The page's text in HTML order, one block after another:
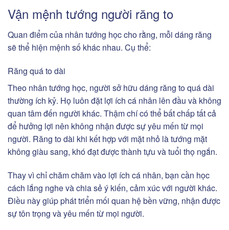
Vận mệnh tướng người răng to
Quan điểm của nhân tướng học cho rằng, mỗi dáng răng
sẽ thể hiện mệnh số khác nhau. Cụ thể:
Răng quá to dài
Theo nhân tướng học, người sở hữu dáng răng to quá dài
thường ích kỷ. Họ luôn đặt lợi ích cá nhân lên đầu và không
quan tâm đến người khác. Thậm chí có thể bất chấp tất cả
để hưởng lợi nên không nhận được sự yêu mến từ mọi
người. Răng to dài khi kết hợp với mặt nhỏ là tướng mặt
không giàu sang, khó đạt được thành tựu và tuổi thọ ngắn.
Thay vì chỉ chăm chăm vào lợi ích cá nhân, bạn cần học
cách lắng nghe và chia sẻ ý kiến, cảm xúc với người khác.
Điều này giúp phát triển mối quan hệ bền vững, nhận được
sự tôn trọng và yêu mến từ mọi người.